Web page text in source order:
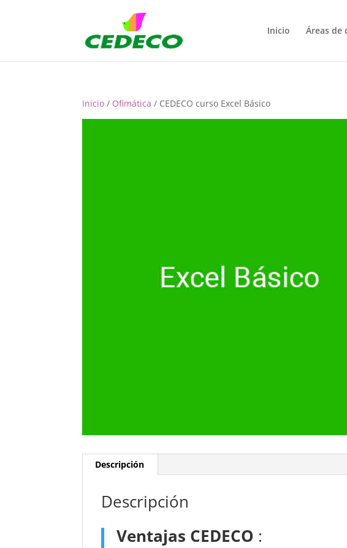
Inicio Áreas de
Inicio / Ofimática / CEDECO curso Excel Básico
Descripción
Descripción
Ventajas CEDECO :